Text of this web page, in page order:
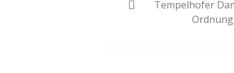
Tempelhofer